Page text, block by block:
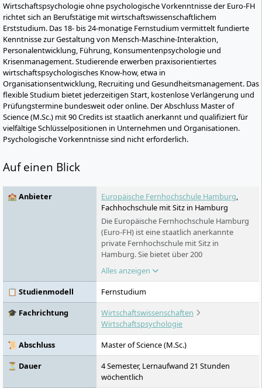
Wirtschaftspsychologie ohne psychologische Vorkenntnisse der Euro-FH
richtet sich an Berufstätige mit wirtschaftswissenschaftlichem
Erststudium. Das 18- bis 24-monatige Fernstudium vermittelt fundierte
Kenntnisse zur Gestaltung von Mensch-Maschine-Interaktion,
Personalentwicklung, Führung, Konsumentenpsychologie und
Krisenmanagement. Studierende erwerben praxisorientiertes
wirtschaftspsychologisches Know-how, etwa in
Organisationsentwicklung, Recruiting und Gesundheitsmanagement. Das
flexible Studium bietet jederzeitigen Start, kostenlose Verlängerung und
Prüfungstermine bundesweit oder online. Der Abschluss Master of
Science (M.Sc.) mit 90 Credits ist staatlich anerkannt und qualifiziert für
vielfältige Schlüsselpositionen in Unternehmen und Organisationen.
Psychologische Vorkenntnisse sind nicht erforderlich.
Auf einen Blick
🏫 Anbieter Europäische Fernhochschule Hamburg,
Fachhochschule mit Sitz in Hamburg
Die Europäische Fernhochschule Hamburg
(Euro-FH) ist eine staatlich anerkannte
private Fernhochschule mit Sitz in
Hamburg. Sie bietet über 200
Studienprogramme in verschiedenen
Fachbereichen an – berufsbegleitend,
flexibel und digital. Als Teil der Klett Gruppe
Betreuung, innovative Lernformate wie die
KI-Lernbegleiterin KILEA und internationale
Studienoptionen. Die Euro-FH ermöglicht
ein Studium auch ohne Abitur sowie den
Zugang zum Masterstudium ohne
Erststudium.
Alles anzeigen
📋 Studienmodell
Fernstudium
🎓 Fachrichtung
Wirtschaftswissenschaften
Wirtschaftspsychologie
📜 Abschluss
Master of Science (M.Sc.)
⏳ Dauer
4 Semester, Lernaufwand 21 Stunden
wöchentlich